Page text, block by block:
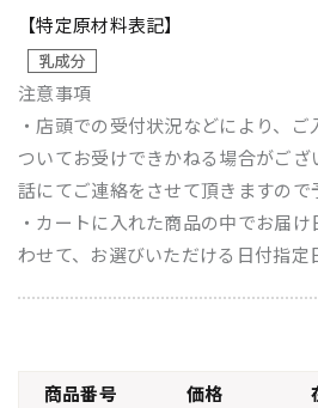
【特定原材料表記】
注意事項
・店頭での受付状況などにより、
ついてお受けできかねる場合がご
話にてご連絡をさせて頂きますので
・カートに入れた商品の中でお届
わせて、お選びいただける日付指定
商品番号 価格